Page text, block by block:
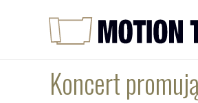
Koncert